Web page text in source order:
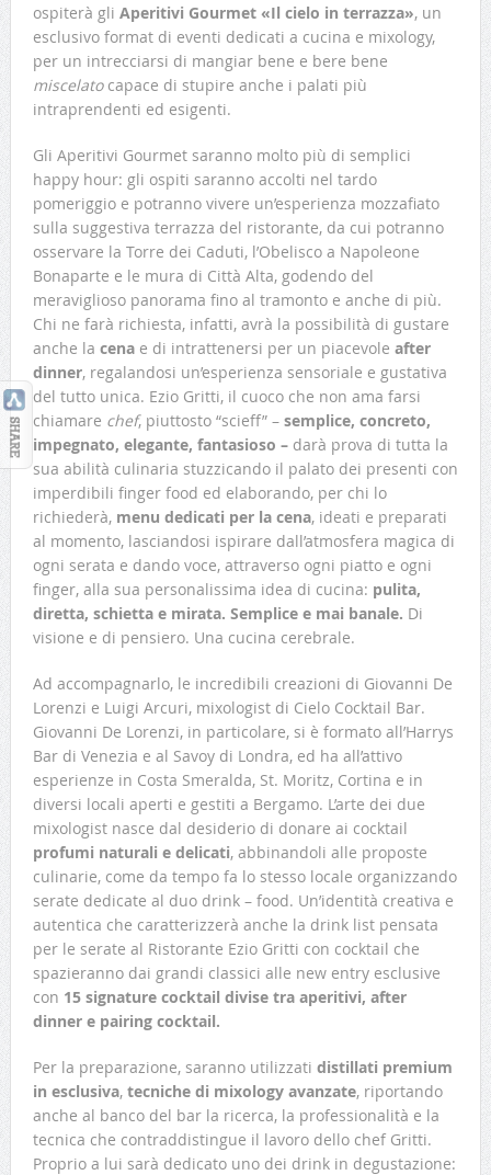
ospiterà gli Aperitivi Gourmet «Il cielo in terrazza», un
esclusivo format di eventi dedicati a cucina e mixology,
per un intrecciarsi di mangiar bene e bere bene
miscelatocapace di stupire anche i palati più
intraprendenti ed esigenti.
Gli Aperitivi Gourmet saranno molto più di semplici
happy hour: gli ospiti saranno accolti nel tardo
pomeriggio e potranno vivere un’esperienza mozzafiato
sulla suggestiva terrazza del ristorante, da cui potranno
osservare la Torre dei Caduti, l’Obelisco a Napoleone
Bonaparte e le mura di Città Alta, godendo del
meraviglioso panorama fino al tramonto e anche di più.
Chi ne farà richiesta, infatti, avrà la possibilità di gustare
anche la cenae di intrattenersi per un piacevole after
dinner, regalandosi un’esperienza sensoriale e gustativa
del tutto unica. Ezio Gritti, il cuoco che non ama farsi
chiamare chef, piuttosto “scieff” – semplice, concreto,
impegnato, elegante, fantasioso –darà prova di tutta la
sua abilità culinaria stuzzicando il palato dei presenti con
imperdibili finger food ed elaborando, per chi lo
richiederà, menu dedicati per la cena, ideati e preparati
al momento, lasciandosi ispirare dall’atmosfera magica di
ogni serata e dando voce, attraverso ogni piatto e ogni
finger, alla sua personalissima idea di cucina: pulita,
diretta, schietta e mirata. Semplice e mai banale. Di
visione e di pensiero. Una cucina cerebrale.
Ad accompagnarlo, le incredibili creazioni di Giovanni De
Lorenzi e Luigi Arcuri, mixologist di Cielo Cocktail Bar.
Giovanni De Lorenzi, in particolare, si è formato all’Harrys
Bar di Venezia e al Savoy di Londra, ed ha all’attivo
esperienze in Costa Smeralda, St. Moritz, Cortina e in
diversi locali aperti e gestiti a Bergamo. L’arte dei due
mixologist nasce dal desiderio di donare ai cocktail
profumi naturali e delicati, abbinandoli alle proposte
culinarie, come da tempo fa lo stesso locale organizzando
serate dedicate al duo drink – food. Un’identità creativa e
autentica che caratterizzerà anche la drink list pensata
per le serate al Ristorante Ezio Gritti con cocktail che
spazieranno dai grandi classici alle new entry esclusive
con 15 signature cocktail divise tra aperitivi, after
dinner e pairing cocktail.
Per la preparazione, saranno utilizzati distillati premium
in esclusiva, tecniche di mixology avanzate, riportando
anche al banco del bar la ricerca, la professionalità e la
tecnica che contraddistingue il lavoro dello chef Gritti.
Proprio a lui sarà dedicato uno dei drink in degustazione: